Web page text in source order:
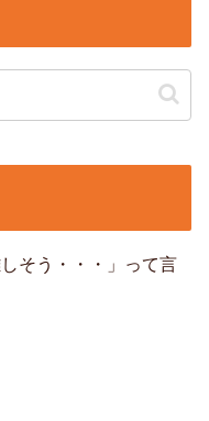
しそう・・・」って言